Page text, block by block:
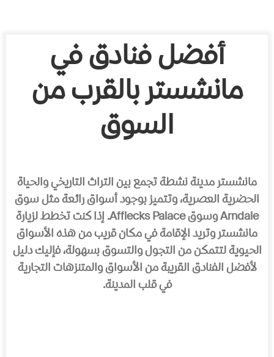
أفضل فنادق في
مانشستر بالقرب من
السوق
مانشستر مدينة نشطة تجمع بين التراث التاريخي والحياة
الحضرية العصرية، وتتميز بوجود أسواق رائعة مثل سوق
Arndale وسوق Afflecks Palace. إذا كنت تخطط لزيارة
مانشستر وتريد الإقامة في مكان قريب من هذه الأسواق
الحيوية لتتمكن من التجول والتسوق بسهولة، فإليك دليل
لأفضل الفنادق القريبة من الأسواق والمتنزهات التجارية
في قلب المدينة.